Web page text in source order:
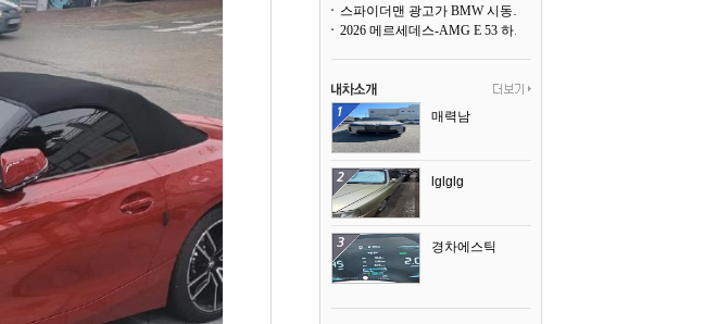
스파이더맨 광고가 BMW 시동화면을 점령하다, 오너들은 불만
2026 메르세데스-AMG E 53 하이브리드 왜건 시승기
매력남
lglglg
경차에스틱